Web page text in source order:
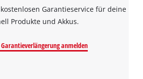
Garantieservice für deine
Produkte und Akkus.
anmelden